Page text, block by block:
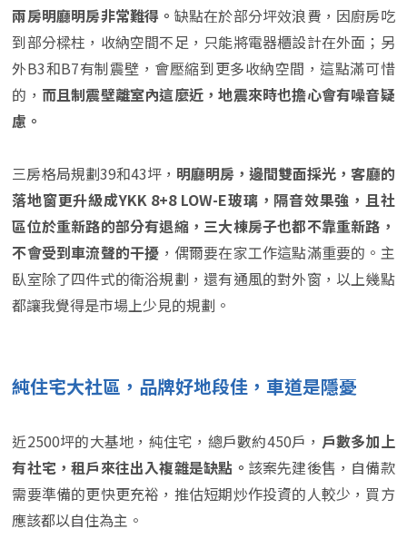
兩房明廳明房非常難得。 缺點在於部分坪效浪費，因廚房吃
到部分樑柱，收納空間不足，只能將電器櫃設計在外面；另
外B3和B7有制震壁，會壓縮到更多收納空間，這點滿可惜
的， 而且制震壁離室內這麼近，地震來時也擔心會有噪音疑
慮。
三房格局規劃39和43坪， 明廳明房，邊間雙面採光，客廳的
落地窗更升級成YKK 8+8 LOW-E玻璃，隔音效果強，且社
區位於重新路的部分有退縮，三大棟房子也都不靠重新路，
不會受到車流聲的干擾 ，偶爾要在家工作這點滿重要的。主
臥室除了四件式的衛浴規劃，還有通風的對外窗，以上幾點
都讓我覺得是市場上少見的規劃。
純住宅大社區，品牌好地段佳，車道是隱憂
近2500坪的大基地，純住宅，總戶數約450戶， 戶數多加上
有社宅，租戶來往出入複雜是缺點。 該案先建後售，自備款
需要準備的更快更充裕，推估短期炒作投資的人較少，買方
應該都以自住為主。